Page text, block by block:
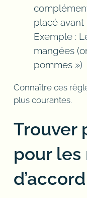
placé avant
Exemple :
mangées
pommes »)
Connaître ces
plus courantes.
Trouver
pour les
d’accord